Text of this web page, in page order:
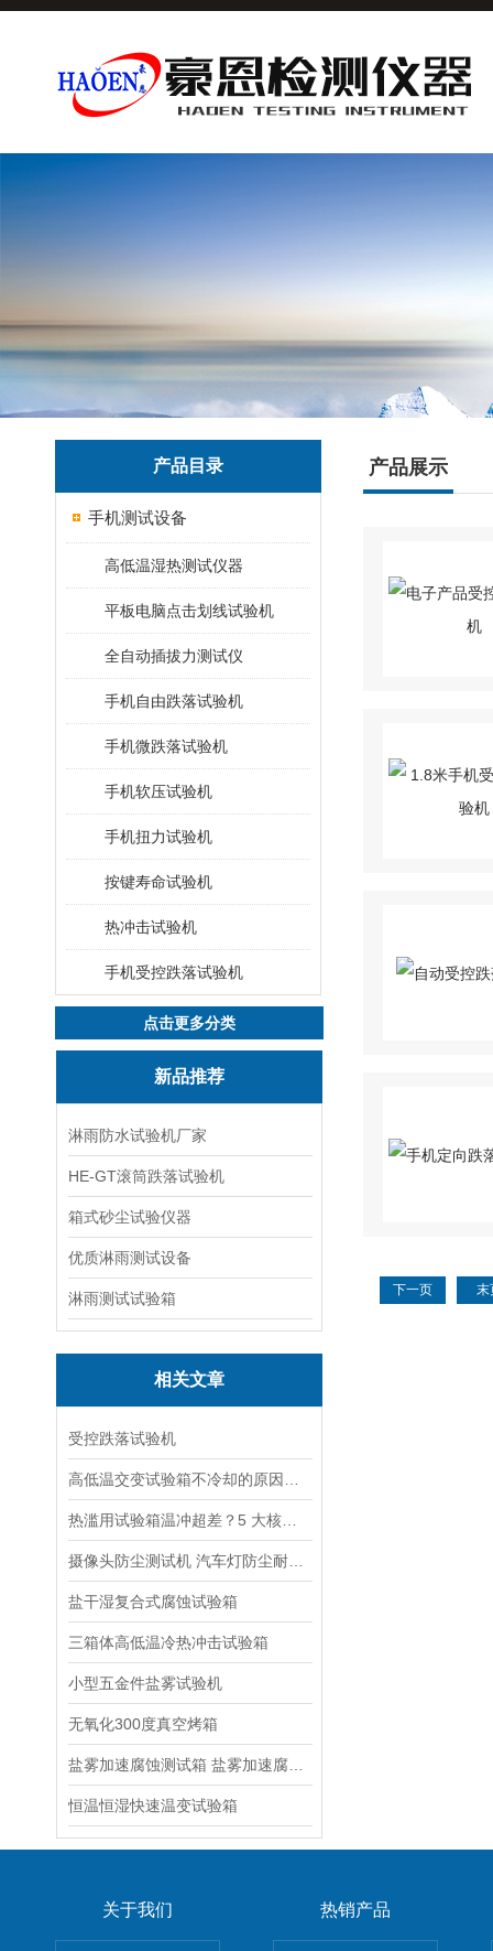
产品目录
手机测试设备
高低温湿热测试仪器
平板电脑点击划线试验机
全自动插拔力测试仪
手机自由跌落试验机
手机微跌落试验机
手机软压试验机
手机扭力试验机
按键寿命试验机
热冲击试验机
手机受控跌落试验机
点击更多分类
新品推荐
淋雨防水试验机厂家
HE-GT滚筒跌落试验机
箱式砂尘试验仪器
优质淋雨测试设备
淋雨测试试验箱
相关文章
受控跌落试验机
盐干湿复合式腐蚀试验箱
三箱体高低温冷热冲击试验箱
小型五金件盐雾试验机
无氧化300度真空烤箱
恒温恒湿快速温变试验箱
产品展示
下一页 末
关于我们 热销产品